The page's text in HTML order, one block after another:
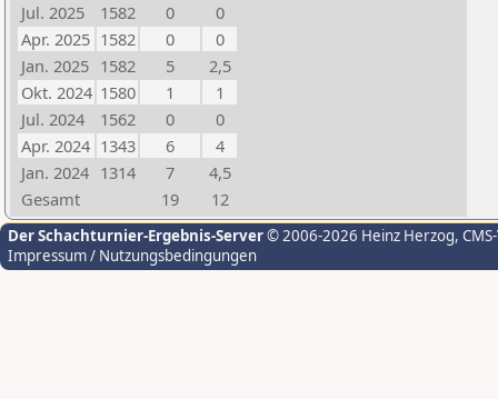
Jul. 2025
1582 0
0
Apr. 2025 1582 0
0
Jan. 2025 1582 5
2,5
Okt. 2024 1580 1
1
Jul. 2024
1562 0
0
Apr. 2024 1343 6
4
Jan. 2024 1314 7
4,5
Gesamt
19 12
Der Schachturnier-Ergebnis-Server© 2006-2026 Heinz Herzog,
Impressum / Nutzungsbedingungen